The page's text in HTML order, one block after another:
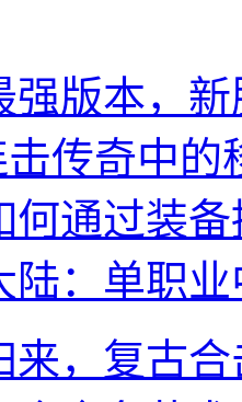
强版本，
击传奇中的
何通过装
陆：单职
来，复古